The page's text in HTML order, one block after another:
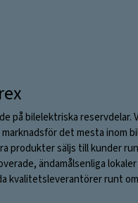
på bilelektriska reservdelar.
det mesta inom
produkter säljs till kunder
ändamålsenliga lokaler
kvalitetsleverantörer runt